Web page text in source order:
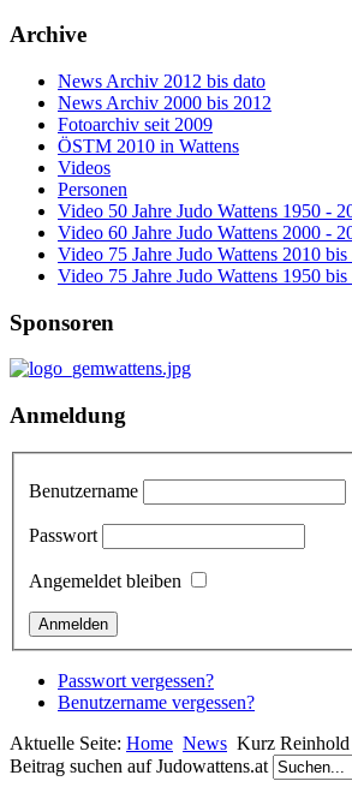
Archive
News Archiv 2012 bis dato
News Archiv 2000 bis 2012
Fotoarchiv seit 2009
ÖSTM 2010 in Wattens
Videos
Personen
Video 50 Jahre Judo Wattens 1950 -
Video 60 Jahre Judo Wattens 2000 -
Video 75 Jahre Judo Wattens 2010
Video 75 Jahre Judo Wattens 1950
Sponsoren
Anmeldung
Benutzername
Passwort
Angemeldet bleiben
Passwort vergessen?
Benutzername vergessen?
Aktuelle Seite: Home News Kurz Reinhold
Beitrag suchen auf Judowattens.at